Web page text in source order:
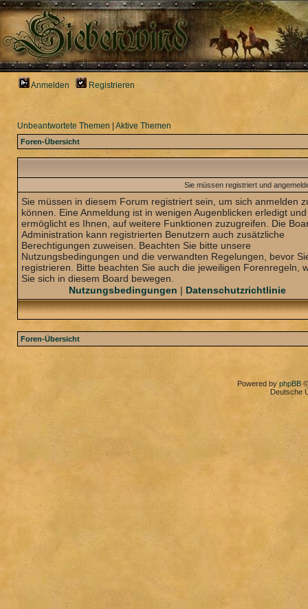
Anmelden Registrieren
Unbeantwortete Themen Aktive Themen
Foren-Übersicht
Sie müssen registriert und
Sie müssen in diesem Forum registriert sein, um sich anmelden
können. Eine Anmeldung ist in wenigen Augenblicken erledigt und
ermöglicht es Ihnen, auf weitere Funktionen zuzugreifen. Die
Administration kann registrierten Benutzern auch zusätzliche
Berechtigungen zuweisen. Beachten Sie bitte unsere
Nutzungsbedingungen und die verwandten Regelungen, bevor
registrieren. Bitte beachten Sie auch die jeweiligen Forenregeln,
Sie sich in diesem Board bewegen.
Nutzungsbedingungen | Datenschutzrichtlinie
Foren-Übersicht
Powered by phpBB
Deutsche